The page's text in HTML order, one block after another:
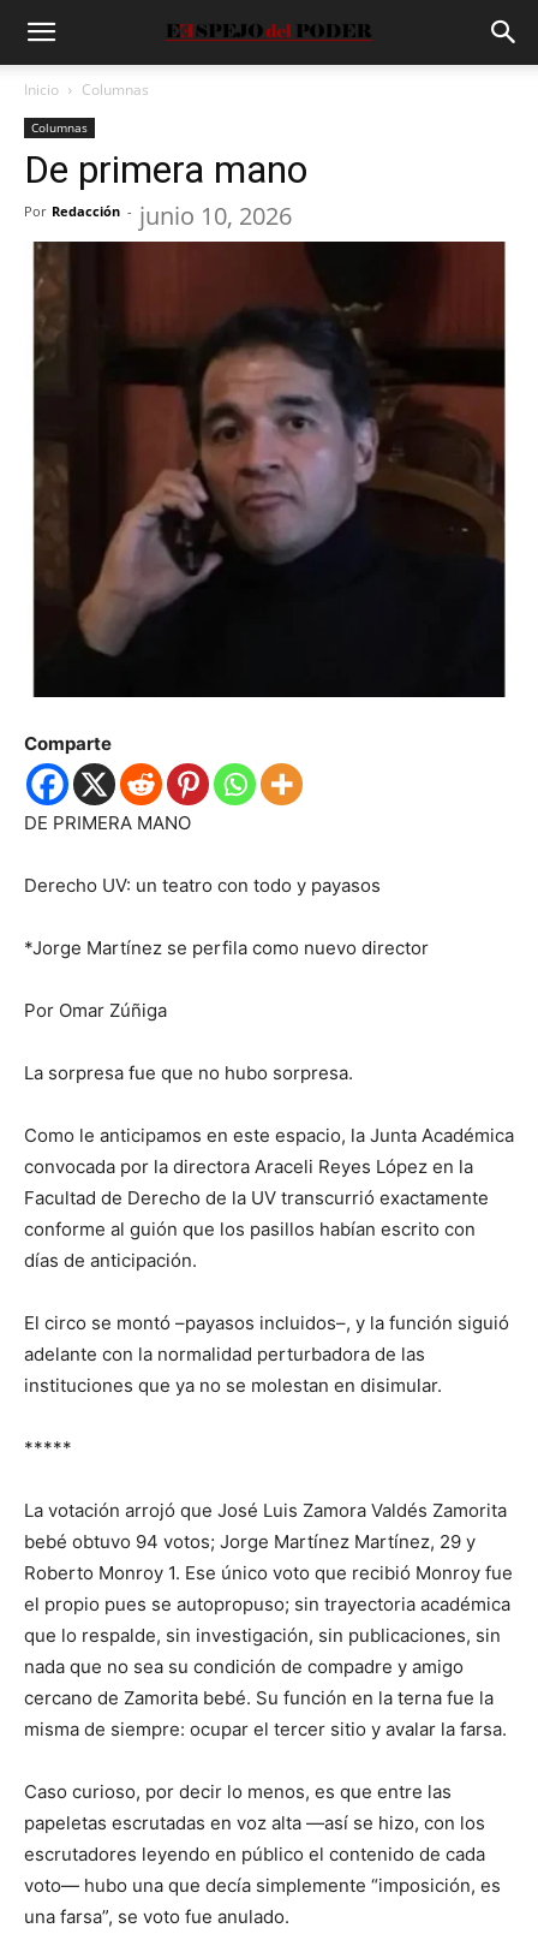
Inicio Columnas
Columnas
De primera mano
Por Redacción - junio 10, 2026
Comparte
DE PRIMERA MANO
Derecho UV: un teatro con todo y payasos
*Jorge Martínez se perfila como nuevo director
Por Omar Zúñiga
La sorpresa fue que no hubo sorpresa.
Como le anticipamos en este espacio, la Junta Académica
convocada por la directora Araceli Reyes López en la
Facultad de Derecho de la UV transcurrió exactamente
conforme al guión que los pasillos habían escrito con
días de anticipación.
El circo se montó –payasos incluidos–, y la función siguió
adelante con la normalidad perturbadora de las
instituciones que ya no se molestan en disimular.
*****
La votación arrojó que José Luis Zamora Valdés Zamorita
bebé obtuvo 94 votos; Jorge Martínez Martínez, 29 y
Roberto Monroy 1. Ese único voto que recibió Monroy fue
el propio pues se autopropuso; sin trayectoria académica
que lo respalde, sin investigación, sin publicaciones, sin
nada que no sea su condición de compadre y amigo
cercano de Zamorita bebé. Su función en la terna fue la
misma de siempre: ocupar el tercer sitio y avalar la farsa.
Caso curioso, por decir lo menos, es que entre las
papeletas escrutadas en voz alta —así se hizo, con los
escrutadores leyendo en público el contenido de cada
voto— hubo una que decía simplemente “imposición, es
una farsa”, se voto fue anulado.